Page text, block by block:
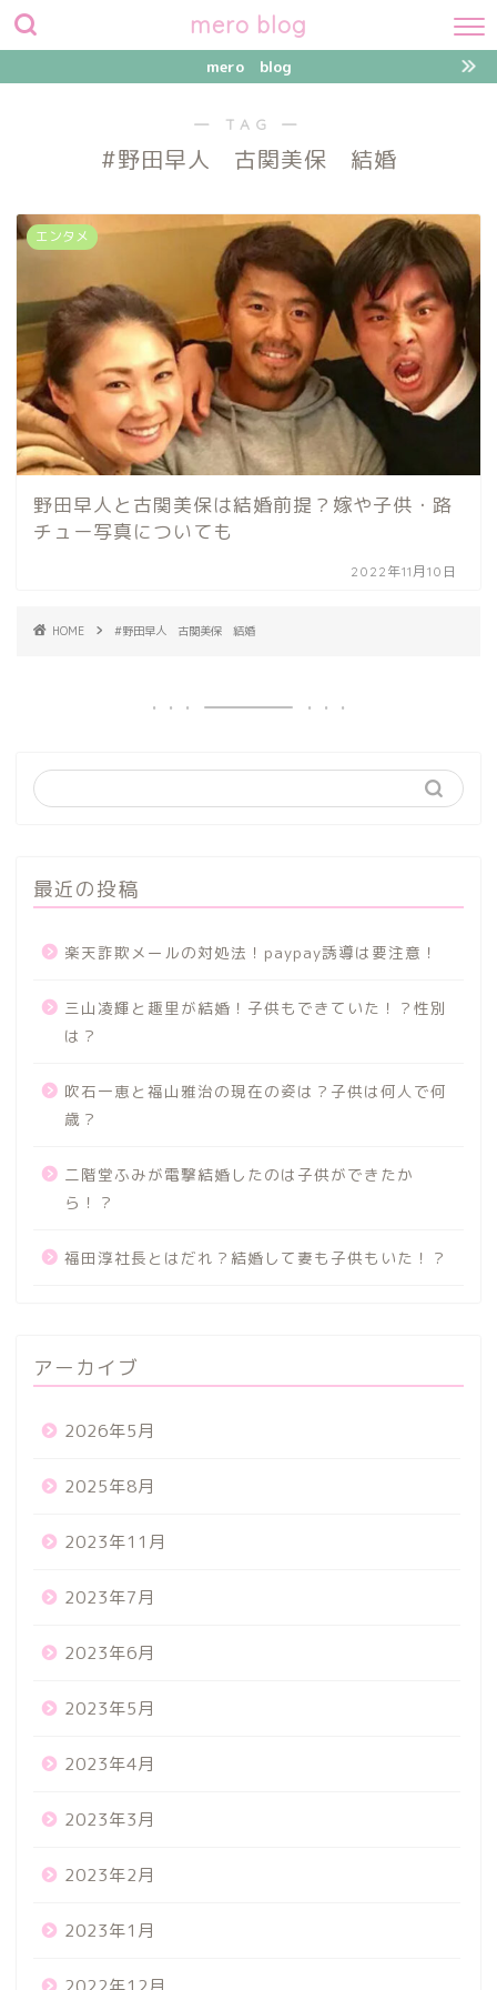
mero blog
mero blog
― TAG ―
#野田早人 古関美保 結婚
エンタメ
野田早人と古関美保は結婚前提？嫁や子供・路
チュー写真についても
2022年11月10日
HOME #野田早人 古関美保 結婚
最近の投稿
楽天詐欺メールの対処法！paypay誘導は要注意！
三山凌輝と趣里が結婚！子供もできていた！？性別
は？
吹石一恵と福山雅治の現在の姿は？子供は何人で何
歳？
二階堂ふみが電撃結婚したのは子供ができたか
ら！？
福田淳社長とはだれ？結婚して妻も子供もいた！？
アーカイブ
2026年5月
2025年8月
2023年11月
2023年7月
2023年6月
2023年5月
2023年4月
2023年3月
2023年2月
2023年1月